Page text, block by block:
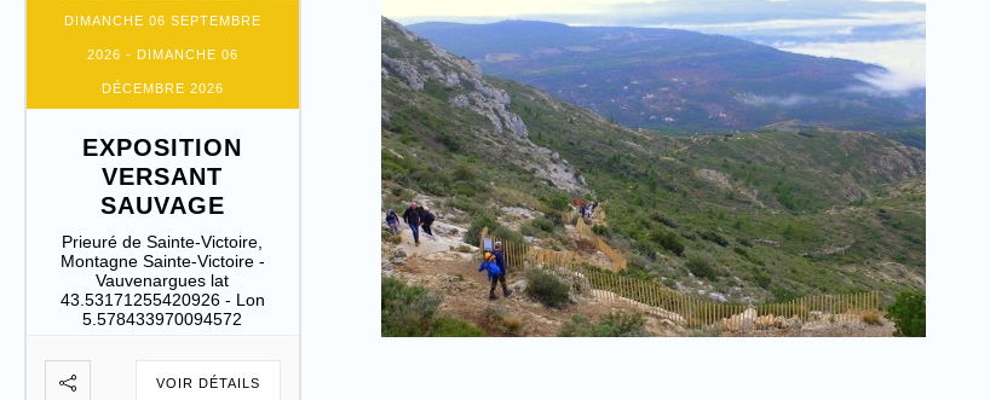
DIMANCHE 06 SEPTEMBRE
2026 - DIMANCHE 06
DÉCEMBRE 2026
EXPOSITION
VERSANT
SAUVAGE
Prieuré de Sainte-Victoire,
Montagne Sainte-Victoire -
Vauvenargues lat
43.53171255420926 - Lon
5.578433970094572
VOIR DÉTAILS